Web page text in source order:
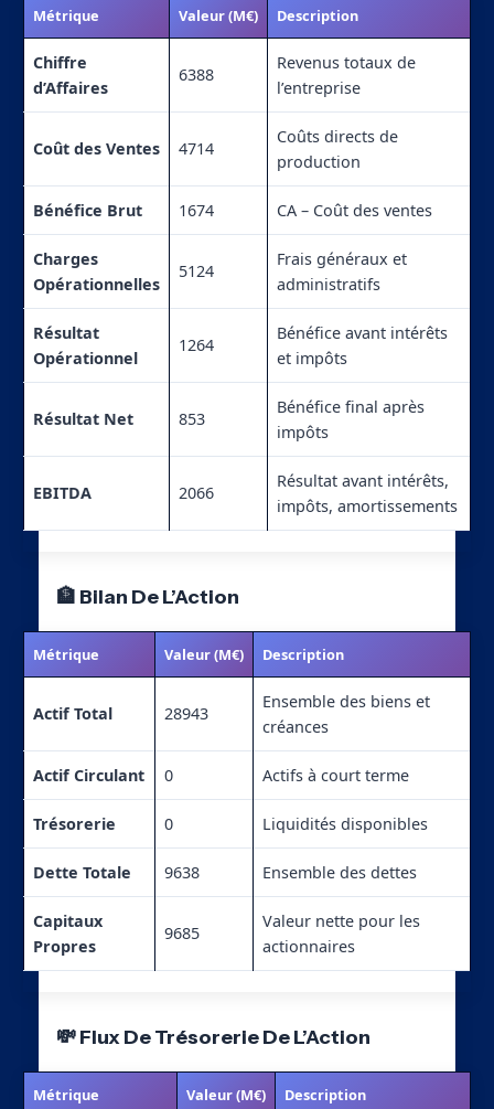
Métrique Valeur (M€) Description
Chiffre
d’Affaires
6388
Revenus totaux de
l’entreprise
Coût des Ventes 4714
Coûts directs de
production
Bénéfice Brut 1674 CA – Coût des ventes
Charges
Opérationnelles
5124
Frais généraux et
administratifs
Résultat
Opérationnel
1264
Bénéfice avant intérêts
et impôts
Résultat Net 853
Bénéfice final après
impôts
EBITDA 2066
Résultat avant intérêts,
impôts, amortissements
🏦 Bilan De L’Action
Métrique Valeur (M€) Description
Actif Total 28943
Ensemble des biens et
créances
Actif Circulant 0 Actifs à court terme
Trésorerie 0 Liquidités disponibles
Dette Totale 9638 Ensemble des dettes
Capitaux
Propres
9685
Valeur nette pour les
actionnaires
💸 Flux De Trésorerie De L’Action
Métrique Valeur (M€) Description